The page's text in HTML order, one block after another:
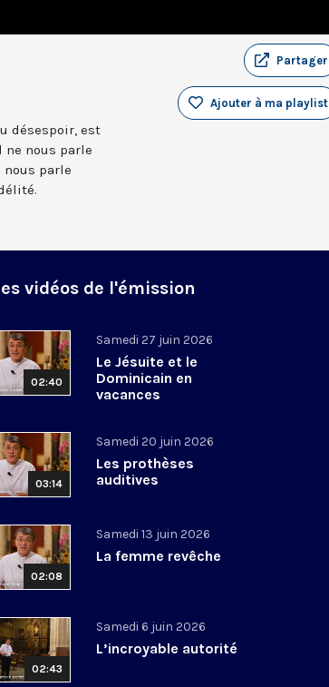
Partager
Ajouter à ma playlist
désespoir, est
ne nous parle
nous parle
vidéos de l'émission
02:40
Samedi 27 juin 2026
Le Jésuite et le
Dominicain en
vacances
03:14
Samedi 20 juin 2026
Les prothèses
auditives
02:08
Samedi 13 juin 2026
La femme revêche
02:43
Samedi 6 juin 2026
L’incroyable autorité